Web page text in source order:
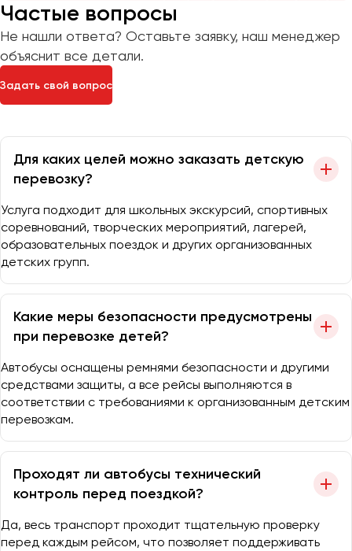
Частые вопросы
Не нашли ответа? Оставьте заявку, наш менеджер
объяснит все детали.
Задать свой вопрос
Для каких целей можно заказать детскую
перевозку?
Услуга подходит для школьных экскурсий, спортивных
соревнований, творческих мероприятий, лагерей,
образовательных поездок и других организованных
детских групп.
Какие меры безопасности предусмотрены
при перевозке детей?
Автобусы оснащены ремнями безопасности и другими
средствами защиты, а все рейсы выполняются в
соответствии с требованиями к организованным детским
перевозкам.
Проходят ли автобусы технический
контроль перед поездкой?
Да, весь транспорт проходит тщательную проверку
перед каждым рейсом, что позволяет поддерживать